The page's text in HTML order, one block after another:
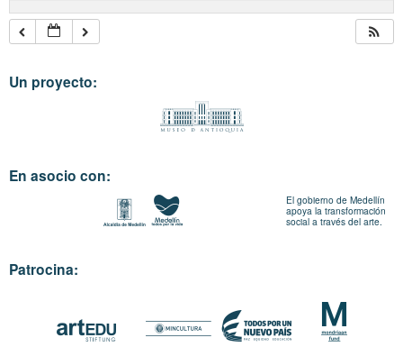
Un proyecto:
En asocio con:
El gobierno de Medellín
apoya la transformación
social a través del arte.
Patrocina: